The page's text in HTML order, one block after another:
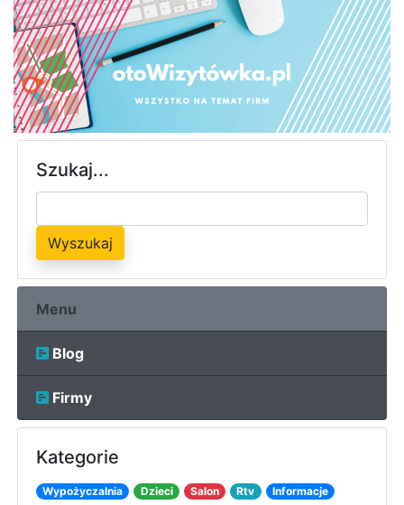
Szukaj...
Wyszukaj
Menu
Blog
Firmy
Kategorie
Wypożyczalnia Dzieci Salon Rtv
Informacje